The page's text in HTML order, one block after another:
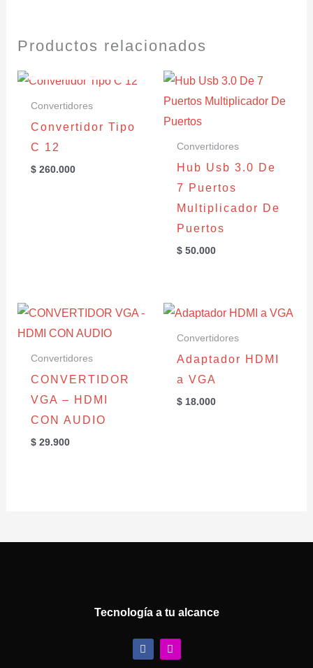
Productos relacionados
Convertidores
Convertidor Tipo
C 12
$260.000
Convertidores
Hub Usb 3.0 De
7 Puertos
Multiplicador De
Puertos
$ 50.000
Convertidores
CONVERTIDOR
VGA – HDMI
CON AUDIO
$29.900
Convertidores
Adaptador HDMI
a VGA
$ 18.000
Tecnología a tu alcance
F
a
I
n